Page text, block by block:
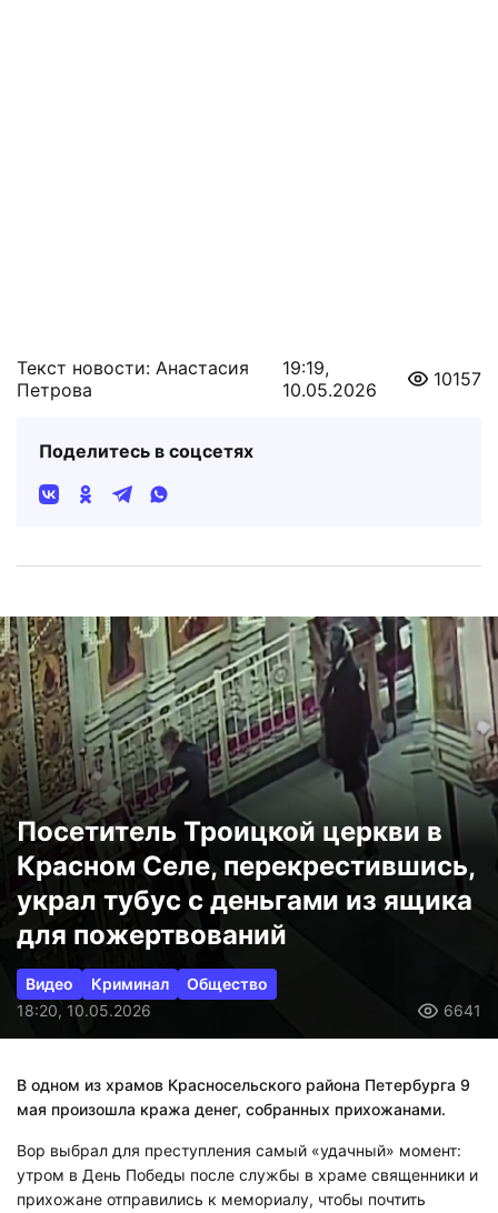
Текст новости: Анастасия
Петрова
19:19,
10.05.2026
10157
Поделитесь в соцсетях
Посетитель Троицкой церкви в
Красном Селе, перекрестившись,
украл тубус с деньгами из ящика
для пожертвований
Видео Криминал
Общество
18:20, 10.05.2026
6641
В одном из храмов Красносельского района Петербурга 9
мая произошла кража денег, собранных прихожанами.
Вор выбрал для преступления самый «удачный» момент:
утром в День Победы после службы в храме священники и
прихожане отправились к мемориалу, чтобы почтить